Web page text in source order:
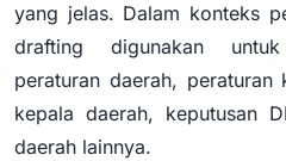
yang jelas. Dalam konteks
drafting digunakan
peraturan daerah, peraturan
kepala daerah, keputusan
daerah lainnya.